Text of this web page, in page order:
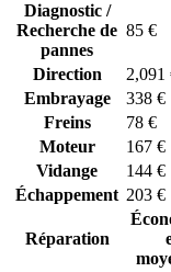
Diagnostic /
Recherche de
pannes
85 €
Direction 2,091
Embrayage
338 €
Freins
78 €
Moteur
167 €
Vidange
144 €
Échappement 203 €
Réparation